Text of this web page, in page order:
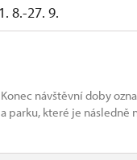
8.-27. 9.
5. 10.-1. 11.
Konec návštěvní doby
a parku, které je